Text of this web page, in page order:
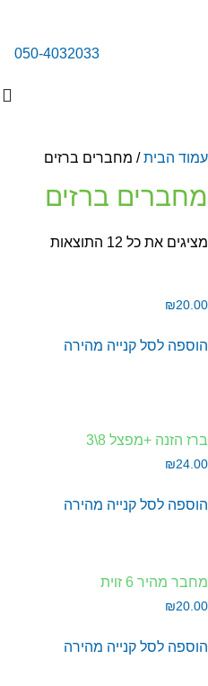
050-4032033
הבית/ מחברים ברזים
ברזים
את כל ⁦12⁩ התוצאות
₪
לסל קנייה מהירה
הזנה +מפצל 8\3
₪
לסל קנייה מהירה
מהיר 6 זוית
₪
לסל קנייה מהירה